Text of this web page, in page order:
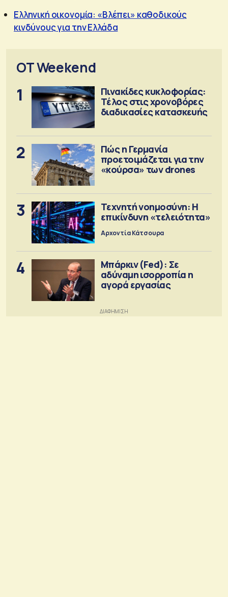
Ελληνική οικονομία: «Βλέπει» καθοδικούς
κινδύνους για την Ελλάδα
OT Weekend
1
Πινακίδες κυκλοφορίας:
Τέλος στις χρονοβόρες
διαδικασίες κατασκευής
2
Πώς η Γερμανία
προετοιμάζεται για την
«κούρσα» των drones
3
Τεχνητή νοημοσύνη: Η
επικίνδυνη «τελειότητα»
Αρχοντία Κάτσουρα
4
Μπάρκιν (Fed): Σε
αδύναμη ισορροπία η
αγορά εργασίας